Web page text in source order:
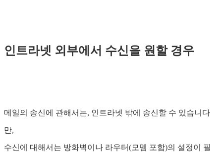
인트라넷 외부에서 수신을 원할 경우
메일의 송신에 관해서는, 인트라넷 밖에 송신할 수 있습니다
만,
수신에 대해서는 방화벽이나 라우터(모뎀 포함)의 설정이 필